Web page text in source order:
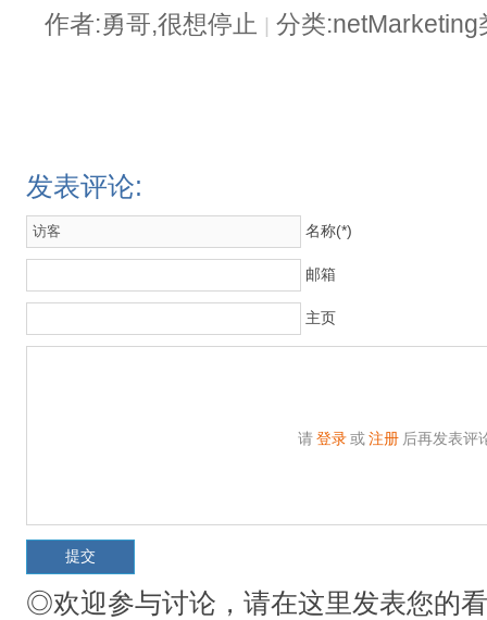
作者:勇哥,很想停止 | 分类
发表评论:
名称(*)
邮箱
主页
请 登录 或 注册 后再发表评
◎欢迎参与讨论，请在这里发表您的